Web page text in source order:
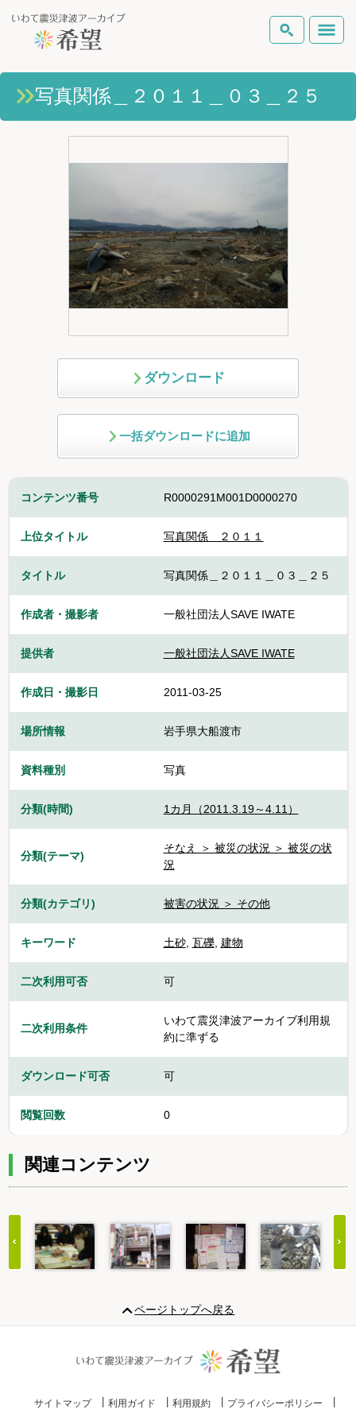
いわて震災津波アーカイブとは
Foreign Laguage
検索
写真関係＿２０１１＿０３＿２５
ダウンロード
一括ダウンロードに追加
コンテンツ番号 R0000291M001D0000270
上位タイトル 写真関係 ２０１１
タイトル 写真関係＿２０１１＿０３＿２５
作成者・撮影者 一般社団法人SAVE IWATE
提供者 一般社団法人SAVE IWATE
作成日・撮影日 2011-03-25
場所情報 岩手県大船渡市
資料種別 写真
分類(時間) 1カ月（2011.3.19～4.11）
分類(テーマ)
そなえ ＞ 被災の状況 ＞ 被災の状
況
分類(カテゴリ) 被害の状況 ＞ その他
キーワード 土砂, 瓦礫, 建物
二次利用可否 可
二次利用条件
いわて震災津波アーカイブ利用規
約に準ずる
ダウンロード可否 可
閲覧回数 0
関連コンテンツ
20
ページトップへ戻る
サイトマップ 利用ガイド 利用規約 プライバシーポリシー